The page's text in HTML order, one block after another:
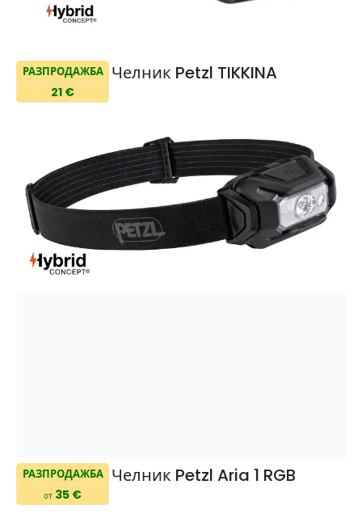
РАЗПРОДАЖБА
21 €
Челник Petzl TIKKINA
РАЗПРОДАЖБА
от 35 €
Челник Petzl Aria 1 RGB